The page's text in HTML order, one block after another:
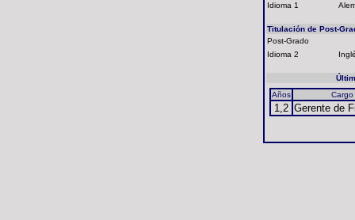
Idioma 1
Titulación de Post-
Post-Grado
Idioma 2
Años
Cargo
1,2 Gerente de